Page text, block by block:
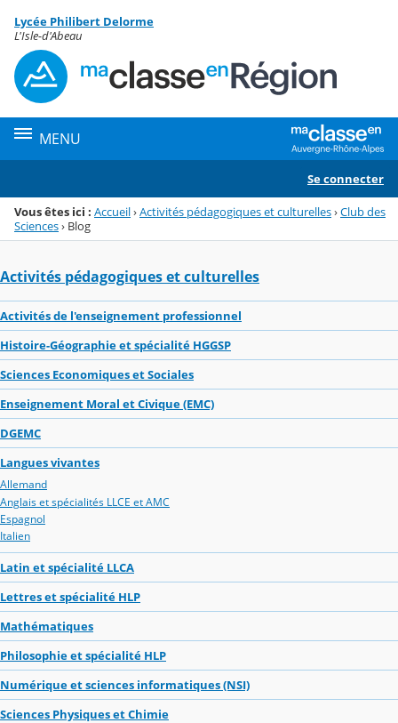
Menu de la rubrique
Contenu
Lycée Philibert Delorme
L'Isle-d'Abeau
MENU
Se connecter
Vous êtes ici : Accueil›Activités pédagogiques et culturelles›Club des
Sciences› Blog
Activités pédagogiques et culturelles
Activités de l'enseignement professionnel
Histoire-Géographie et spécialité HGGSP
Sciences Economiques et Sociales
Enseignement Moral et Civique (EMC)
DGEMC
Langues vivantes
Allemand
Anglais et spécialités LLCE et AMC
Espagnol
Italien
Latin et spécialité LLCA
Lettres et spécialité HLP
Mathématiques
Philosophie et spécialité HLP
Numérique et sciences informatiques (NSI)
Sciences Physiques et Chimie